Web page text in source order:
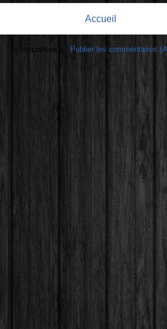
Accueil
Inscription à : Publier les commentaires